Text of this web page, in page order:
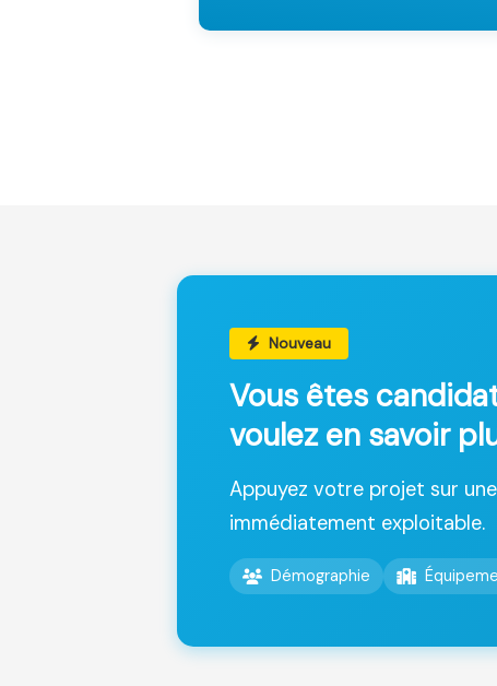
Nouveau
Vous êtes
voulez en savoir
Appuyez votre projet sur une
immédiatement exploitable.
Démographie